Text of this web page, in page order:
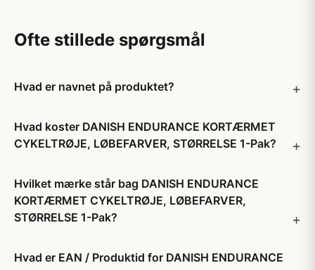
Ofte stillede spørgsmål
Hvad er navnet på produktet?
Hvad koster DANISH ENDURANCE KORTÆRMET
CYKELTRØJE, LØBEFARVER, STØRRELSE 1-Pak?
Hvilket mærke står bag DANISH ENDURANCE
KORTÆRMET CYKELTRØJE, LØBEFARVER,
STØRRELSE 1-Pak?
Hvad er EAN / Produktid for DANISH ENDURANCE